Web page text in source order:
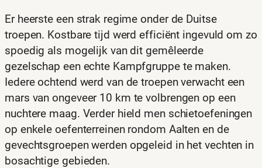
Er heerste een strak regime onder de Duitse
troepen. Kostbare tijd werd efficiënt ingevuld om zo
spoedig als mogelijk van dit gemêleerde
gezelschap een echte Kampfgruppe te maken.
Iedere ochtend werd van de troepen verwacht een
mars van ongeveer 10 km te volbrengen op een
nuchtere maag. Verder hield men schietoefeningen
op enkele oefenterreinen rondom Aalten en de
gevechtsgroepen werden opgeleid in het vechten in
bosachtige gebieden.